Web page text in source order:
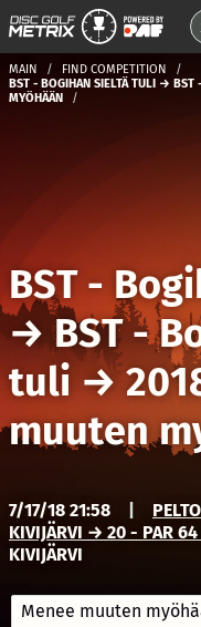
MAIN
FIND COMPETITION
BST - BOGIHAN SIELTÄ TULI →
MYÖHÄÄN
BST -
→BST -
tuli→
muuten
7/17/18 21:58
KIVIJÄRVI → 20 - PAR
KIVIJÄRVI
Menee muuten